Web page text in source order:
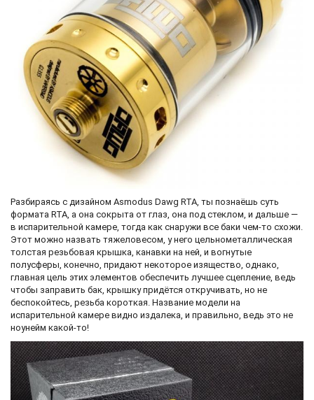
Разбираясь с дизайном Asmodus Dawg RTA, ты познаёшь суть
формата RTA, а она сокрыта от глаз, она под стеклом, и дальше —
в испарительной камере, тогда как снаружи все баки чем-то схожи.
Этот можно назвать тяжеловесом, у него цельнометаллическая
толстая резьбовая крышка, канавки на ней, и вогнутые
полусферы, конечно, придают некоторое изящество, однако,
главная цель этих элементов обеспечить лучшее сцепление, ведь
чтобы заправить бак, крышку придётся откручивать, но не
беспокойтесь, резьба короткая. Название модели на
испарительной камере видно издалека, и правильно, ведь это не
ноунейм какой-то!